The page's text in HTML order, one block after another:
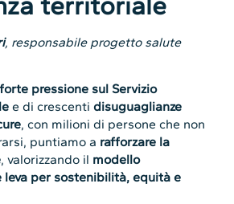
, responsabile progetto salute
forte pressione sul Servizio
e di crescentidisuguaglianze
, con milioni di persone che non
puntiamo a rafforzare la
, valorizzando il modello
leva per sostenibilità, equità e